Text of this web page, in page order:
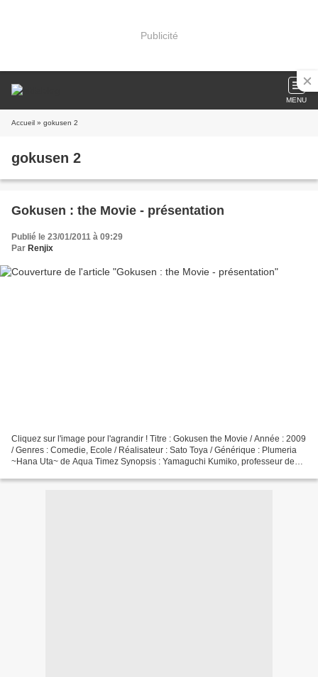
Publicité
MENU
Accueil » gokusen 2
gokusen 2
Gokusen : the Movie - présentation
Publié le 23/01/2011 à 09:29
Par Renjix
Cliquez sur l'image pour l'agrandir ! Titre : Gokusen the Movie / Année : 2009
/ Genres : Comedie, Ecole / Réalisateur : Sato Toya / Générique : Plumeria
~Hana Uta~ de Aqua Timez Synopsis : Yamaguchi Kumiko, professeur de